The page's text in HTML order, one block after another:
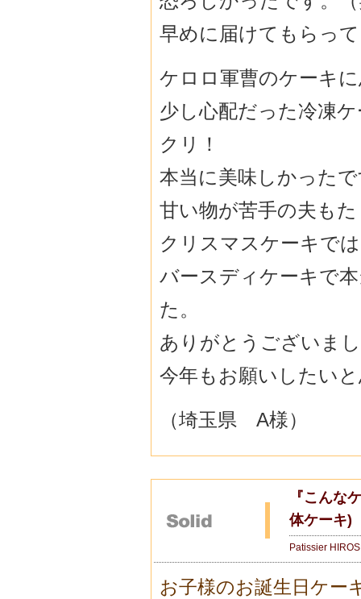
早めに届けてもらっ
ケロロ軍曹のケーキ
少し心配だった冷凍
クリ！
本当に美味しかった
甘い物が苦手の夫も
クリスマスケーキで
バースディケーキで
た。
ありがとうございま
今年もお願いしたい
（埼玉県 A様）
『こんな
体ケーキ)
Patissier
お子様のお誕生日ケー